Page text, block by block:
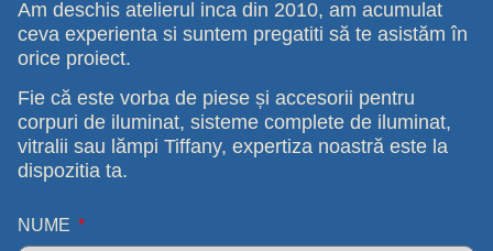
Am deschis atelierul inca din 2010, am acumulat
ceva experienta si suntem pregatiti să te asistăm în
orice proiect.
Fie că este vorba de piese și accesorii pentru
corpuri de iluminat, sisteme complete de iluminat,
vitralii sau lămpi Tiffany, expertiza noastră este la
dispozitia ta.
NUME